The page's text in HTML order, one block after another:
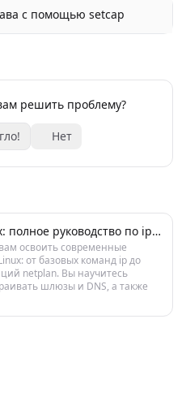
с помощью setcap
решить проблему?
Нет
Настройка сети в Linux: полное руководство по ip, nmcli и netplan
освоить современные
от базовых команд ip до
netplan. Вы научитесь
шлюзы и DNS, а также